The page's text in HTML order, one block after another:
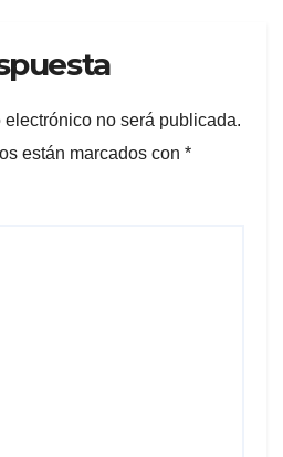
no será publicada.
están marcados con *